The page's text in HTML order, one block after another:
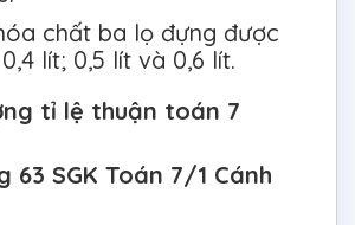
chất ba lọ đựng được
lít; 0,5 lít và 0,6 lít.
tỉ lệ thuận toán 7
63 SGK Toán 7/1 Cánh